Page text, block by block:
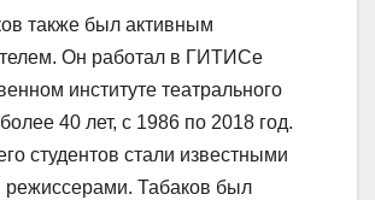
также был активным
Он работал в ГИТИСе
институте театрального
40 лет, с 1986 по 2018 год.
студентов стали известными
режиссерами. Табаков был